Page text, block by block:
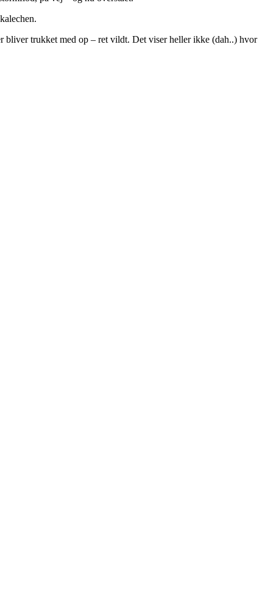
bliver trukket med op – ret vildt. Det viser heller ikke (dah..) hvor